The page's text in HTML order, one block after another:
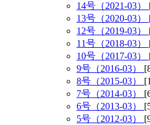
14号（2021-03）
13号（2020-03）
12号（2019-03）
11号（2018-03）
10号（2017-03）
9号（2016-03）
8号（2015-03）
7号（2014-03）
6号（2013-03）
5号（2012-03）